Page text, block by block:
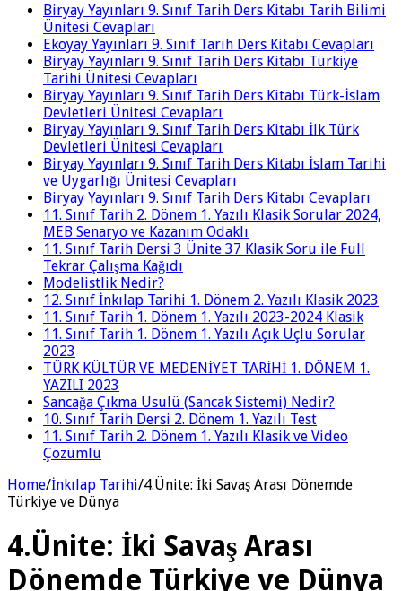
Biryay Yayınları 9. Sınıf Tarih Ders Kitabı Tarih Bilimi
Ünitesi Cevapları
Ekoyay Yayınları 9. Sınıf Tarih Ders Kitabı Cevapları
Biryay Yayınları 9. Sınıf Tarih Ders Kitabı Türkiye
Tarihi Ünitesi Cevapları
Biryay Yayınları 9. Sınıf Tarih Ders Kitabı Türk-İslam
Devletleri Ünitesi Cevapları
Biryay Yayınları 9. Sınıf Tarih Ders Kitabı İlk Türk
Devletleri Ünitesi Cevapları
Biryay Yayınları 9. Sınıf Tarih Ders Kitabı İslam Tarihi
ve Uygarlığı Ünitesi Cevapları
Biryay Yayınları 9. Sınıf Tarih Ders Kitabı Cevapları
11. Sınıf Tarih 2. Dönem 1. Yazılı Klasik Sorular 2024,
MEB Senaryo ve Kazanım Odaklı
11. Sınıf Tarih Dersi 3 Ünite 37 Klasik Soru ile Full
Tekrar Çalışma Kağıdı
Modelistlik Nedir?
12. Sınıf İnkılap Tarihi 1. Dönem 2. Yazılı Klasik 2023
11. Sınıf Tarih 1. Dönem 1. Yazılı 2023-2024 Klasik
11. Sınıf Tarih 1. Dönem 1. Yazılı Açık Uçlu Sorular
2023
TÜRK KÜLTÜR VE MEDENİYET TARİHİ 1. DÖNEM 1.
YAZILI 2023
Sancağa Çıkma Usulü (Sancak Sistemi) Nedir?
10. Sınıf Tarih Dersi 2. Dönem 1. Yazılı Test
11. Sınıf Tarih 2. Dönem 1. Yazılı Klasik ve Video
Çözümlü
Home/İnkılap Tarihi/4.Ünite: İki Savaş Arası Dönemde
Türkiye ve Dünya
4.Ünite: İki Savaş Arası
Dönemde Türkiye ve Dünya